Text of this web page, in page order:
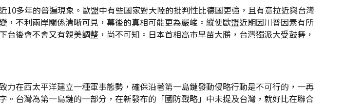
多年的普遍現象。歐盟中有些國家對大陸的批判性比德國更強，且有意拉近與台灣
不利兩岸關係清晰可見，幕後的真相可能更為嚴峻。縱使歐盟近期因川普因素有所
後會不會又有親美調整，尚不可知。日本首相高市早苗大勝，台灣獨派大受鼓舞，
在西太平洋建立一種軍事態勢，確保沿著第一島鏈發動侵略行動是不可行的，一再
台灣為第一島鏈的一部分，在新發布的「國防戰略」中未提及台灣，就好比在聯合